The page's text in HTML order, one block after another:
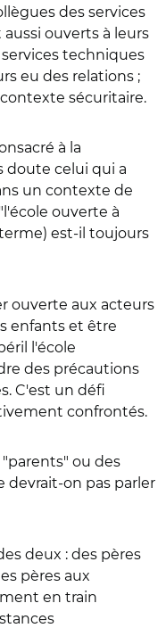
des services
ouverts à leurs
services techniques
eu des relations ;
sécuritaire.
à la
doute celui qui a
un contexte de
ouverte à
est-il toujours
ouverte aux acteurs
enfants et être
l'école
des précautions
C'est un défi
confrontés.
ou des
devrait-on pas parler
deux : des pères
pères aux
en train